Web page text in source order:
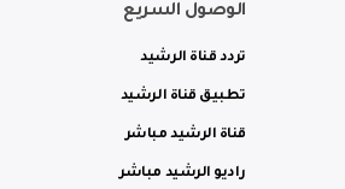
الوصول السريع
تردد قناة الرشيد
تطبيق قناة الرشيد
قناة الرشيد مباشر
راديو الرشيد مباشر